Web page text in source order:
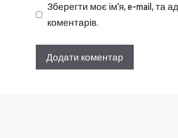
Зберегти моє ім'я, e-mail, та
коментарів.